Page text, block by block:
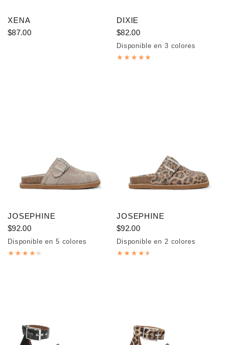
XENA
$87.00
DIXIE
$82.00
Coffee
Disponible en 3 colores
JOSEPHINE
$92.00
GreyCamel
Beige
BlueTaupe
Disponible en 5 colores
JOSEPHINE
$92.00
Leopard
Cow
Disponible en 2 colores